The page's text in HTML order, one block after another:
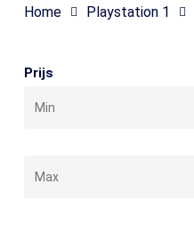
Home Playstation 1
Prijs
Min